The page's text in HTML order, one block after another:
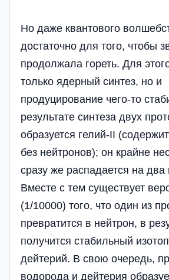
Но даже квантового
достаточно для того, чтобы
продолжала гореть. Для
только ядерный синтез, но и
продуцирование чего-то
результате синтеза двух
образуется гелий-II
без нейтронов); он крайне
сразу же распадается на два
Вместе с тем существует
(1/10000) того, что один из
превратится в нейтрон, в
получится стабильный
дейтерий. В свою очередь,
водорода и дейтерия